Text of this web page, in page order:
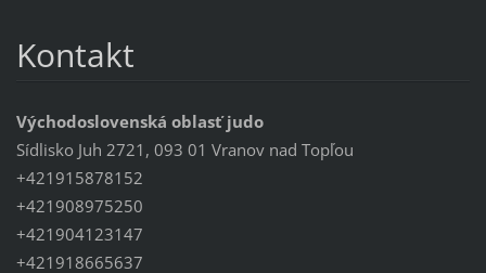
Kontakt
Východoslovenská oblasť judo
Sídlisko Juh 2721, 093 01 Vranov nad Topľou
+421915878152
+421908975250
+421904123147
+421918665637